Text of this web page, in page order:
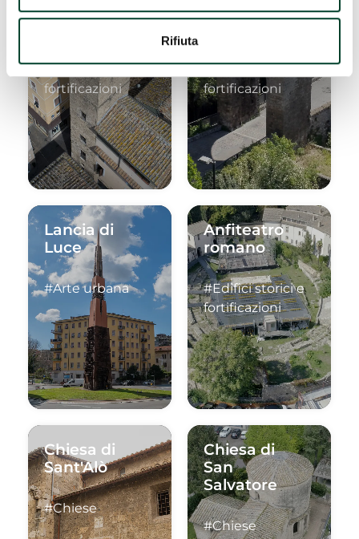
Rifiuta
Torre
#Edifici storici e
fortificazioni
Porta
#Edifici storici e
fortificazioni
Lancia di
Luce
#Arte urbana
Anfiteatro
romano
#Edifici storici e
fortificazioni
Chiesa di
Sant'Alò
#Chiese
Chiesa di
San
Salvatore
#Chiese